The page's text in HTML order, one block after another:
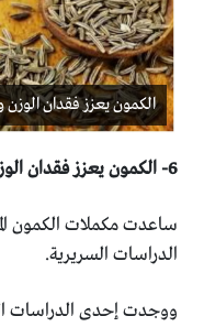
الكمون يعزز فقدان الوزن
ساعدت مكملات الكمون
‏الدراسات السريرية.‏